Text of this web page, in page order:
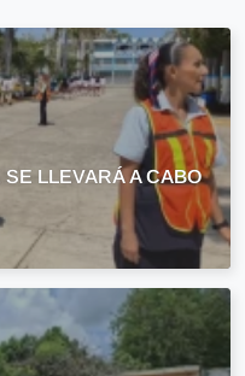
LLEVARÁ A CABO